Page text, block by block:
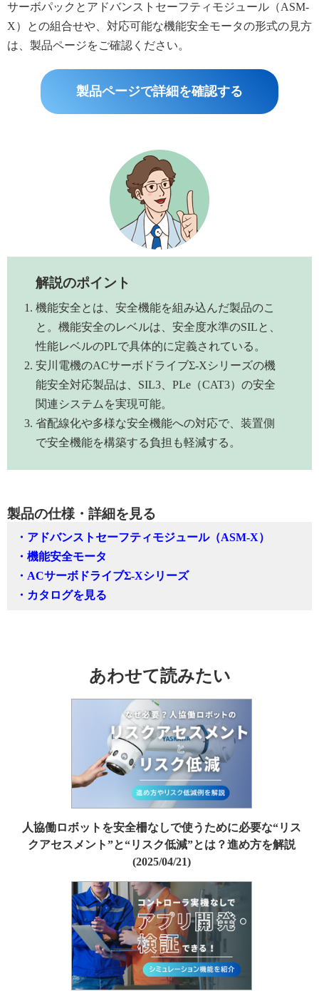
サーボパックとアドバンストセーフティモジュール（ASM-
X）との組合せや、対応可能な機能安全モータの形式の見方
は、製品ページをご確認ください。
製品ページで詳細を確認する
解説のポイント
機能安全とは、安全機能を組み込んだ製品のこ
と。機能安全のレベルは、安全度水準のSILと、
性能レベルのPLで具体的に定義されている。
安川電機のACサーボドライブΣ-Xシリーズの機
能安全対応製品は、SIL3、PLe（CAT3）の安全
関連システムを実現可能。
省配線化や多様な安全機能への対応で、装置側
で安全機能を構築する負担も軽減する。
製品の仕様・詳細を見る
・アドバンストセーフティモジュール（ASM-X）
・機能安全モータ
・ACサーボドライブΣ-Xシリーズ
・カタログを見る
あわせて読みたい
人協働ロボットを安全柵なしで使うために必要な“リス
クアセスメント”と“リスク低減”とは？進め方を解説
(2025/04/21)